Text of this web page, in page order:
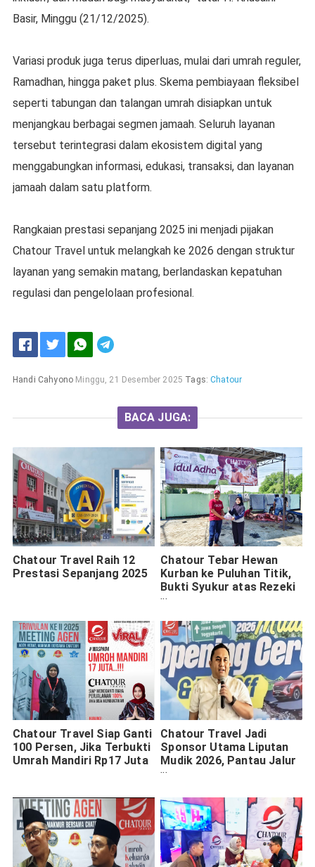
Basir, Minggu (21/12/2025).
Variasi produk juga terus diperluas, mulai dari umrah reguler,
Ramadhan, hingga paket plus. Skema pembiayaan fleksibel
seperti tabungan dan talangan umrah disiapkan untuk
menjangkau berbagai segmen jamaah. Seluruh layanan
tersebut terintegrasi dalam ekosistem digital yang
menggabungkan informasi, edukasi, transaksi, dan layanan
jamaah dalam satu platform.
Rangkaian prestasi sepanjang 2025 ini menjadi pijakan
Chatour Travel untuk melangkah ke 2026 dengan struktur
layanan yang semakin matang, berlandaskan kepatuhan
regulasi dan pengelolaan profesional.
Handi Cahyono Minggu, 21 Desember 2025 Tags:Chatour
BACA JUGA:
Chatour Travel Raih 12
Prestasi Sepanjang 2025
Chatour Tebar Hewan
Kurban ke Puluhan Titik,
Bukti Syukur atas Rezeki
Bisnis Travel
Chatour Travel Siap Ganti
100 Persen, Jika Terbukti
Umrah Mandiri Rp17 Juta
Chatour Travel Jadi
Sponsor Utama Liputan
Mudik 2026, Pantau Jalur
Padat Jatim–Jateng–